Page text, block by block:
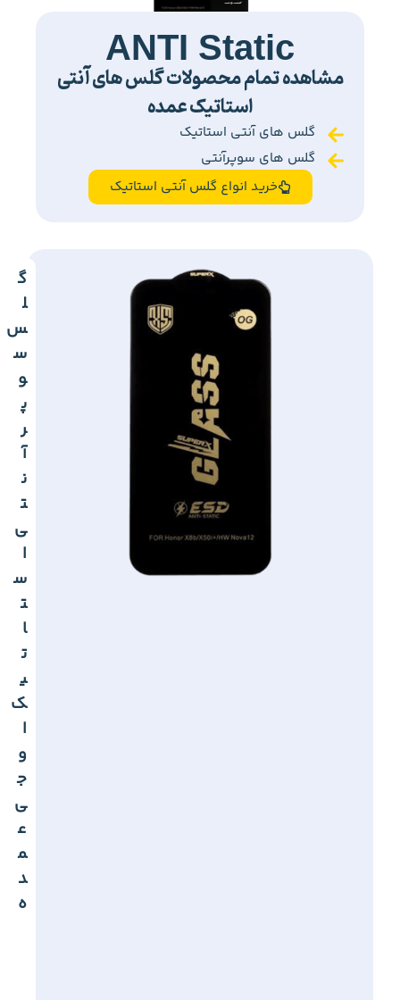
ANTI Static
مشاهده تمام محصولات گلس های آنتی
استاتیک عمده
گلس های آنتی استاتیک
گلس های سوپرآنتی
خرید انواع گلس آنتی استاتیک
گ
ل
س
س
و
پ
ر
آ
ن
ت
ی
ا
س
ت
ا
ت
ی
ک
ا
و
ج
ی
ع
م
د
ه